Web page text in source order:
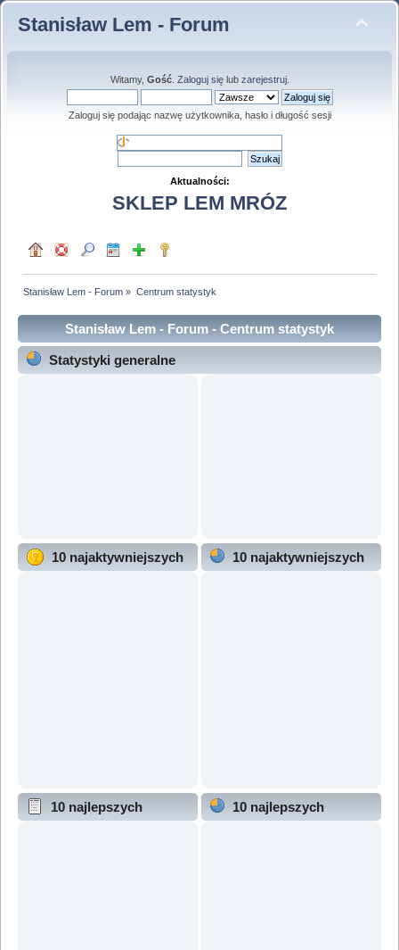
Stanisław Lem - Forum
Witamy, Gość. Zaloguj sięlub zarejestruj.
Zaloguj się podając nazwę użytkownika, hasło i długość sesji
Aktualności:
SKLEP LEM MRÓZ
Stanisław Lem - Forum » Centrum statystyk
Stanisław Lem - Forum - Centrum statystyk
Statystyki generalne
10 najaktywniejszych
10 najaktywniejszych
10 najlepszych
10 najlepszych